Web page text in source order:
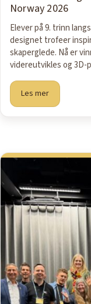
Norway 2026
Elever på 9. trinn
designet trofeer
skaperglede. Nå er
videreutvikles og 3D-
Les mer